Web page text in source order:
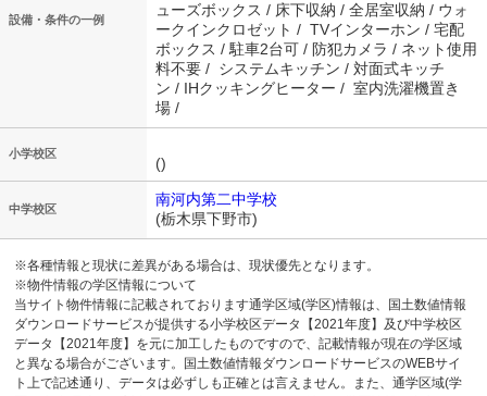
設備・条件の一例
ューズボックス / 床下収納 / 全居室収納 / ウォ
ークインクロゼット / TVインターホン / 宅配
ボックス / 駐車2台可 / 防犯カメラ / ネット使用
料不要 / システムキッチン / 対面式キッチ
ン / IHクッキングヒーター / 室内洗濯機置き
場 /
小学校区
()
中学校区
南河内第二中学校
(栃木県下野市)
※各種情報と現状に差異がある場合は、現状優先となります。
※物件情報の学区情報について
当サイト物件情報に記載されております通学区域(学区)情報は、国土数値情報
ダウンロードサービスが提供する小学校区データ【2021年度】及び中学校区
データ【2021年度】を元に加工したものですので、記載情報が現在の学区域
と異なる場合がございます。国土数値情報ダウンロードサービスのWEBサイ
ト上で記述通り、データは必ずしも正確とは言えません。また、通学区域(学